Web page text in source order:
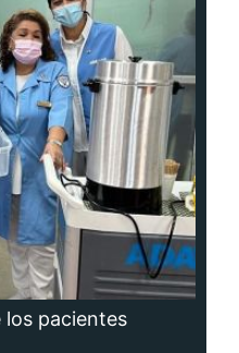
los pacientes